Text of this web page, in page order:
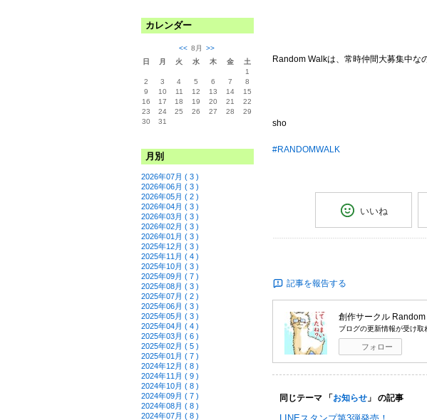
カレンダー
<< 8月
>>
日
月 火 水 木 金
土
1
2
3 4 5 6 7
8
9
10 11 12 13 14
15
16
17 18 19 20 21
22
23
24 25 26 27 28
29
30
31
月別
2026年07月 ( 3 )
2026年06月 ( 3 )
2026年05月 ( 2 )
2026年04月 ( 3 )
2026年03月 ( 3 )
2026年02月 ( 3 )
2026年01月 ( 3 )
2025年12月 ( 3 )
2025年11月 ( 4 )
2025年10月 ( 3 )
2025年09月 ( 7 )
2025年08月 ( 3 )
2025年07月 ( 2 )
2025年06月 ( 3 )
2025年05月 ( 3 )
2025年04月 ( 4 )
2025年03月 ( 6 )
2025年02月 ( 5 )
2025年01月 ( 7 )
2024年12月 ( 8 )
2024年11月 ( 9 )
2024年10月 ( 8 )
2024年09月 ( 7 )
2024年08月 ( 8 )
2024年07月 ( 8 )
Random Walkは、常時仲間大募集中な
sho
#RANDOMWALK
いいね
記事を報告する
創作サークル
ブログの更新情報が受け
フォロー
同じテーマ 「 お知らせ 」 の記事